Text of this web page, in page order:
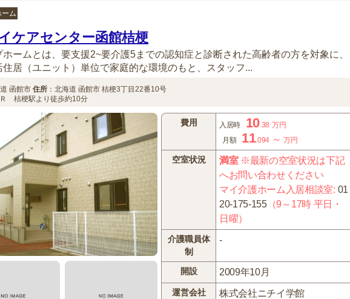
ーム
ケアセンター函館桔梗
ホームとは、要支援2~要介護5までの認知症と診断された高齢者の方を対象に、
住居（ユニット）単位で家庭的な環境のもと、スタッフ...
函館市 住所 ： 北海道 函館市 桔梗3丁目22番10号
桔梗駅より徒歩約10分
費用 入居時 10.38 万円
月額
11.094 ～万円
空室状況 満室※最新の空室状況は下記
へお問い合わせください
マイ介護ホーム入居相談室: 01
20-175-155（9～17時 平日・
日曜）
介護職員体
制
-
開設 2009年10月
運営会社 株式会社ニチイ学館